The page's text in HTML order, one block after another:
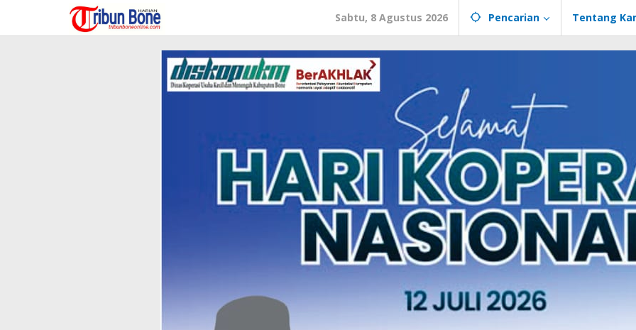
konten
Sabtu, 8 Agustus 2026 Pencarian Tentang